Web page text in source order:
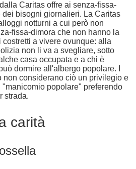
Caritas offre ai senza-fissa-
bisogni giornalieri. La Caritas
notturni a cui però non
fissa-dimora che non hanno la
a vivere ovunque: alla
non li va a svegliare, sotto
casa occupata e a chi è
dormire all'albergo popolare. I
non considerano ciò un privilegio e
popolare" preferendo
strada.
carità